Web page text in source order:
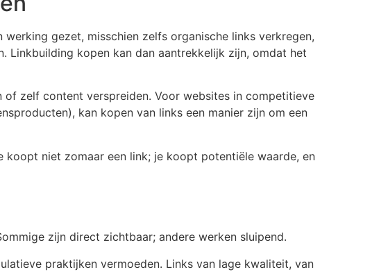
gezet, misschien zelfs organische links verkregen,
Linkbuilding kopen kan dan aantrekkelijk zijn, omdat het
zelf content verspreiden. Voor websites in competitieve
kan kopen van links een manier zijn om een
niet zomaar een link; je koopt potentiële waarde, en
zijn direct zichtbaar; andere werken sluipend.
praktijken vermoeden. Links van lage kwaliteit, van